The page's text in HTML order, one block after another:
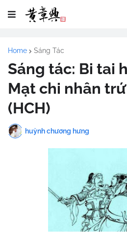
Home Sáng Tác
Sáng tác: Bi tai
Mạt chi nhân
(HCH)
huỳnh chương hưng